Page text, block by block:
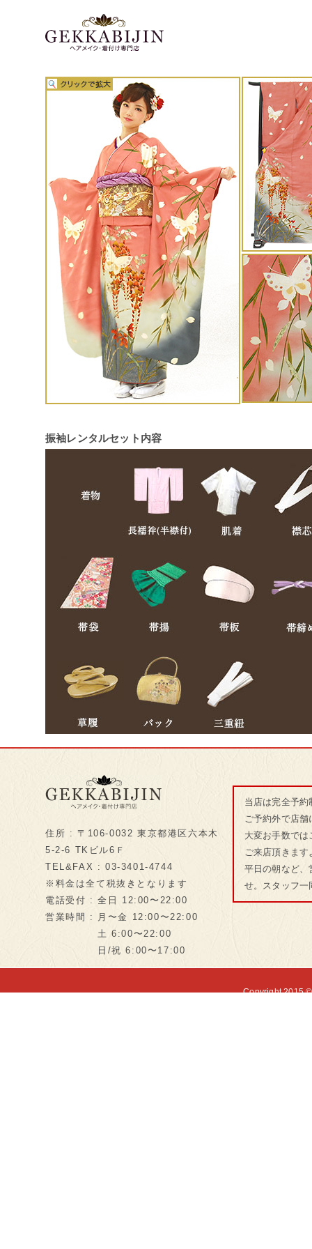
振袖レンタルセット内容
住所 : 〒106-0032 東京都港区六本木
5-2-6 TKビル6Ｆ
TEL&FAX : 03-3401-4744
※料金は全て税抜きとなります
電話受付 : 全日 12:00〜22:00
営業時間 : 月〜金 12:00〜22:00
土 6:00〜22:00
日/祝 6:00〜17:00
当店は完全予
ご予約外で店
大変お手数で
ご来店頂きま
平日の朝など、
せ。スタッフ一
Copyright 2015